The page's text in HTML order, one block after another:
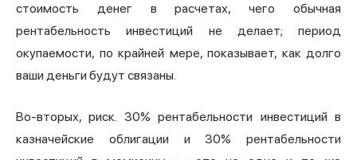
стоимость денег в расчетах, чего обычная
рентабельность инвестиций не делает; период
окупаемости, по крайней мере, показывает, как долго
ваши деньги будут связаны.
Во-вторых, риск. 30% рентабельности инвестиций в
казначейские облигации и 30% рентабельности